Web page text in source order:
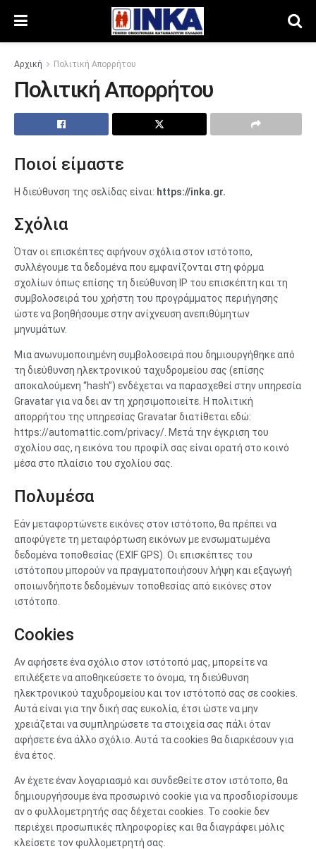
Αρχική Πολιτική Aπορρήτου
Πολιτική Aπορρήτου
Ποιοί είμαστε
Η διεύθυνση της σελίδας είναι: https://inka.gr.
Σχόλια
Όταν οι επισκέπτες αφήνουν σχόλια στον ιστότοπο,
συλλέγουμε τα δεδομένα που εμφανίζονται στη φόρμα
σχολίων όπως επίσης τη διεύθυνση IP του επισκέπτη και τη
συμβολοσειρά του χρήστη του προγράμματος περιήγησης
ώστε να βοηθήσουμε στην ανίχνευση ανεπιθύμητων
μηνυμάτων.
Μια ανωνυμοποιημένη συμβολοσειρά που δημιουργήθηκε από
τη διεύθυνση ηλεκτρονικού ταχυδρομείου σας (επίσης
αποκαλούμενη “hash”) ενδέχεται να παρασχεθεί στην υπηρεσία
Gravatar για να δει αν τη χρησιμοποιείτε. Η πολιτική
απορρήτου της υπηρεσίας Gravatar διατίθεται εδώ:
https://automattic.com/privacy/. Μετά την έγκριση του
σχολίου σας, η εικόνα του προφίλ σας είναι ορατή στο κοινό
μέσα στο πλαίσιο του σχολίου σας.
Πολυμέσα
Εάν μεταφορτώνετε εικόνες στον ιστότοπο, θα πρέπει να
αποφύγετε τη μεταφόρτωση εικόνων με ενσωματωμένα
δεδομένα τοποθεσίας (EXIF GPS). Οι επισκέπτες του
ιστότοπου μπορούν να πραγματοποιήσουν λήψη και εξαγωγή
οποιωνδήποτε δεδομένων τοποθεσίας από εικόνες στον
ιστότοπο.
Cookies
Αν αφήσετε ένα σχόλιο στον ιστότοπό μας, μπορείτε να
επιλέξετε να αποθηκεύσετε το όνομα, τη διεύθυνση
ηλεκτρονικού ταχυδρομείου και τον ιστότοπό σας σε cookies.
Αυτά είναι για την δική σας ευκολία, έτσι ώστε να μην
χρειάζεται να συμπληρώσετε τα στοιχεία σας πάλι όταν
αφήσετε ένα άλλο σχόλιο. Αυτά τα cookies θα διαρκέσουν για
ένα έτος.
Αν έχετε έναν λογαριασμό και συνδεθείτε στον ιστότοπο, θα
δημιουργήσουμε ένα προσωρινό cookie για να προσδιορίσουμε
αν ο φυλλομετρητής σας δέχεται cookies. Το cookie δεν
περιέχει προσωπικές πληροφορίες και θα διαγράφει μόλις
κλείσετε τον φυλλομετρητή σας.